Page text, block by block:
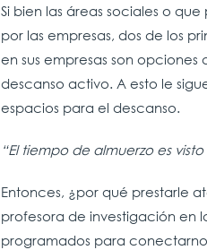
Si bien las áreas sociales o
por las empresas, dos de los
en sus empresas son
descanso activo. A esto le
espacios para el descanso.
“El tiempo de almuerzo es
Entonces, ¿por qué prestarle
profesora de investigación en
programados para